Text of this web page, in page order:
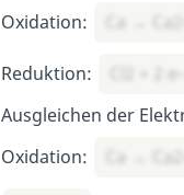
Oxidation:
Ca →
Reduktion:
Cl2 + 2
Ausgleichen der
Oxidation:
Ca →